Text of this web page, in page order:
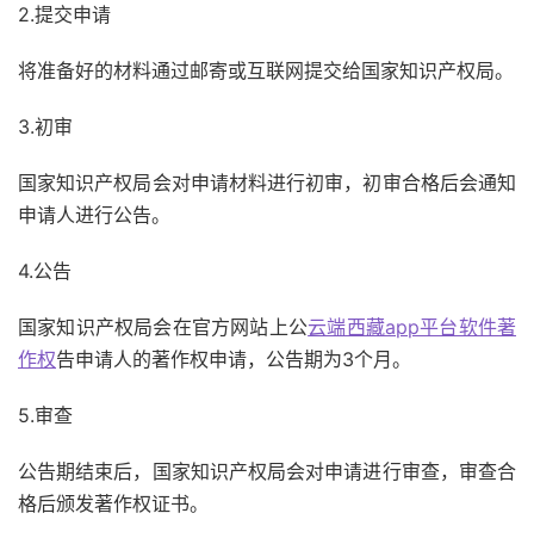
2.提交申请
将准备好的材料通过邮寄或互联网提交给国家知识产权局。
3.初审
国家知识产权局会对申请材料进行初审，初审合格后会通知
申请人进行公告。
4.公告
国家知识产权局会在官方网站上公云端西藏app平台软件著
作权告申请人的著作权申请，公告期为3个月。
5.审查
公告期结束后，国家知识产权局会对申请进行审查，审查合
格后颁发著作权证书。